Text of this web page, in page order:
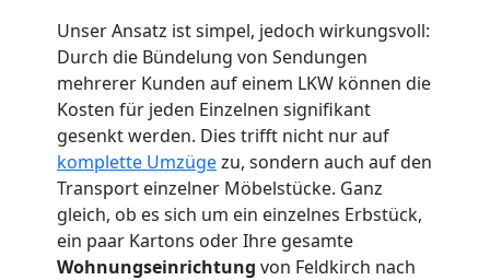
Unser Ansatz ist simpel, jedoch wirkungsvoll:
Durch die Bündelung von Sendungen
mehrerer Kunden auf einem LKW können die
Kosten für jeden Einzelnen signifikant
gesenkt werden. Dies trifft nicht nur auf
komplette Umzügezu, sondern auch auf den
Transport einzelner Möbelstücke. Ganz
gleich, ob es sich um ein einzelnes Erbstück,
ein paar Kartons oder Ihre gesamte
Wohnungseinrichtung von Feldkirch nach
Möbeltaxi
Feldkirch
Kleintransport
Feldkirch